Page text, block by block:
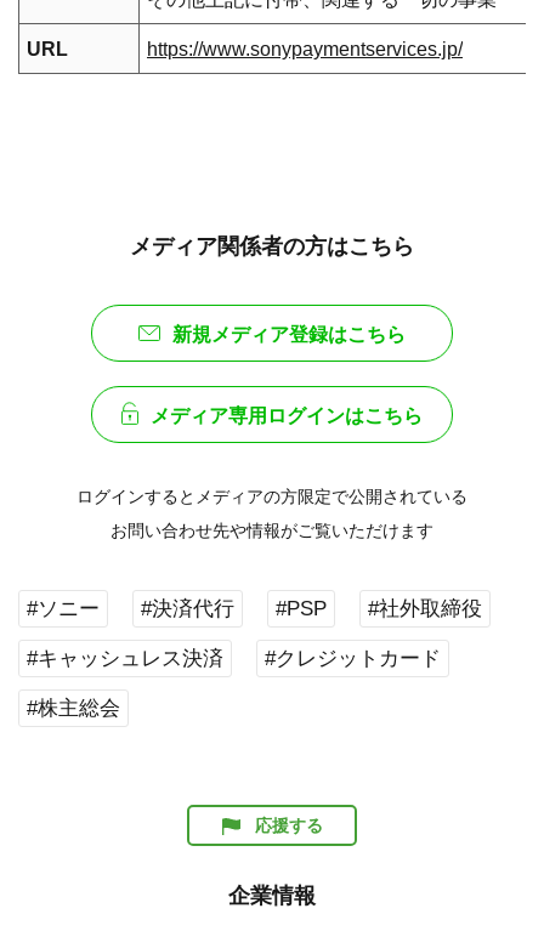
URL https://www.sonypaymentservices.jp/
メディア関係者の方はこちら
新規メディア登録はこちら
メディア専用ログインはこちら
ログインするとメディアの方限定で公開されている
お問い合わせ先や情報がご覧いただけます
#ソニー #決済代行 #PSP #社外取締役
#キャッシュレス決済 #クレジットカード
#株主総会
応援する
企業情報